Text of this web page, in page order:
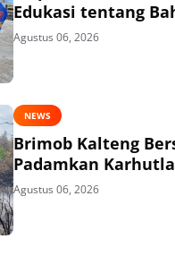
Edukasi tentang
Agustus 06, 2026
NEWS
Brimob Kalteng
Padamkan
Agustus 06, 2026